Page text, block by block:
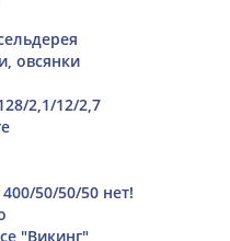
овсянки
2,1/12/2,7
50/50/50 нет!
"Викинг"